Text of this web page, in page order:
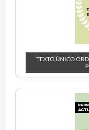
TEXTO ÚNICO